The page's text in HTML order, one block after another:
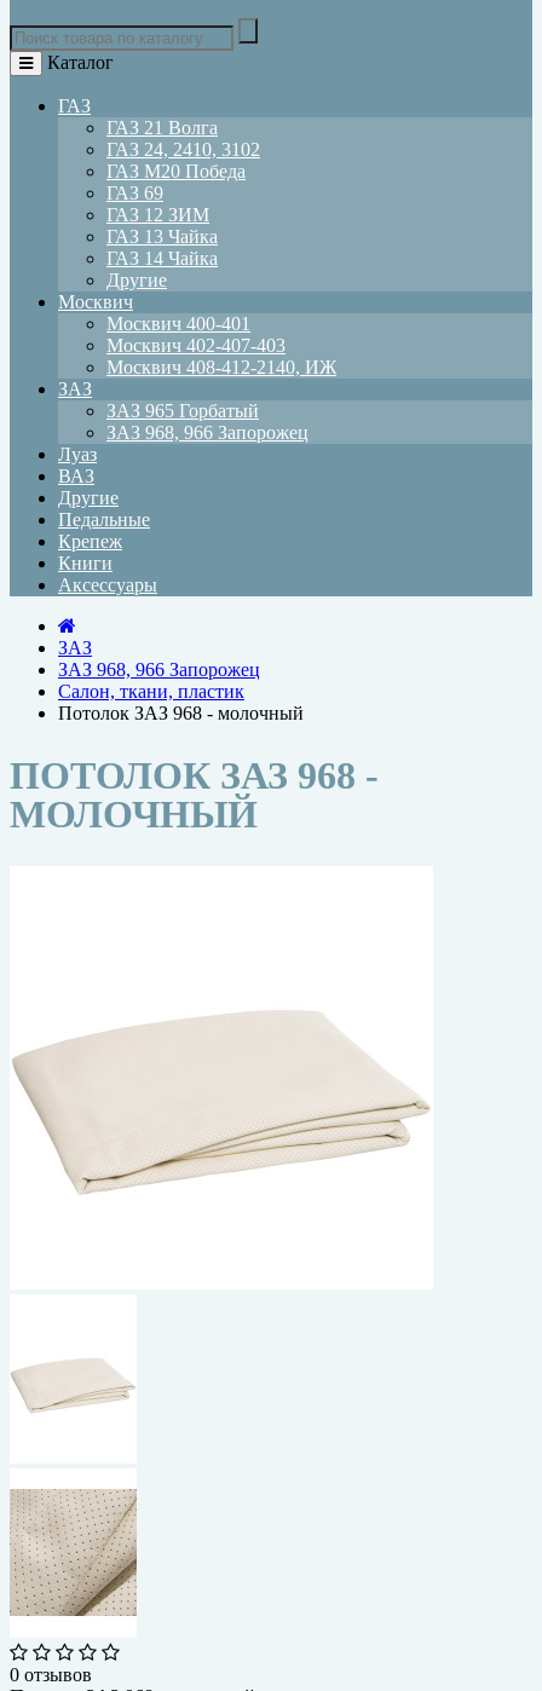
Каталог
ГАЗ
ГАЗ 21 Волга
ГАЗ 24, 2410, 3102
ГАЗ М20 Победа
ГАЗ 69
ГАЗ 12 ЗИМ
ГАЗ 13 Чайка
ГАЗ 14 Чайка
Другие
Москвич
Москвич 400-401
Москвич 402-407-403
Москвич 408-412-2140, ИЖ
ЗАЗ
ЗАЗ 965 Горбатый
ЗАЗ 968, 966 Запорожец
Луаз
ВАЗ
Другие
Педальные
Крепеж
Книги
Аксессуары
ЗАЗ
ЗАЗ 968, 966 Запорожец
Салон, ткани, пластик
Потолок ЗАЗ 968 - молочный
ПОТОЛОК ЗАЗ 968 -
МОЛОЧНЫЙ
0 отзывов